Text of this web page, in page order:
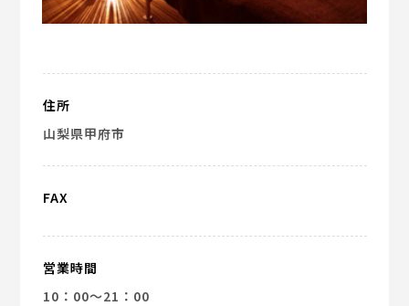
住所
山梨県甲府市
FAX
営業時間
10：00～21：00